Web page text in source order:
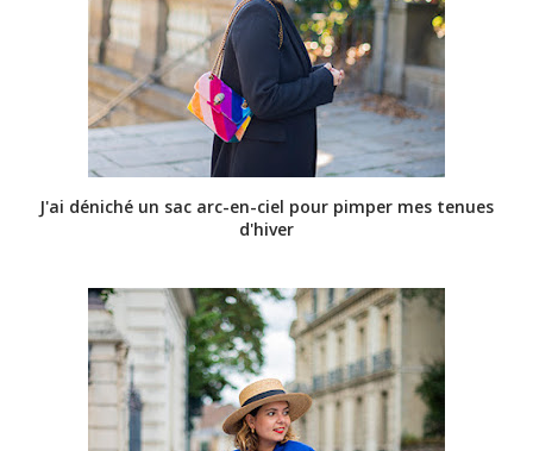
J'ai déniché un sac arc-en-ciel pour pimper mes tenues
d'hiver